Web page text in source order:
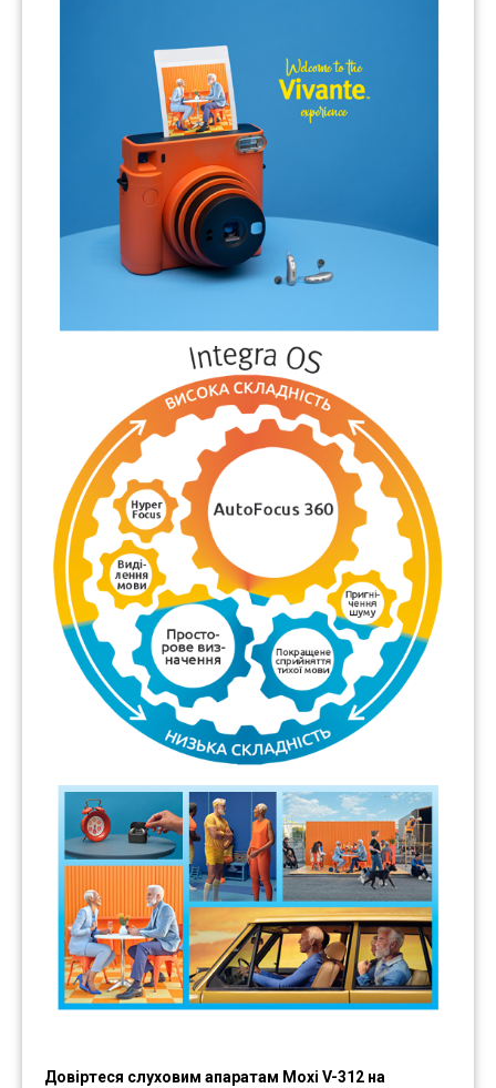
Довіртеся слуховим апаратам Moxi V-312 на